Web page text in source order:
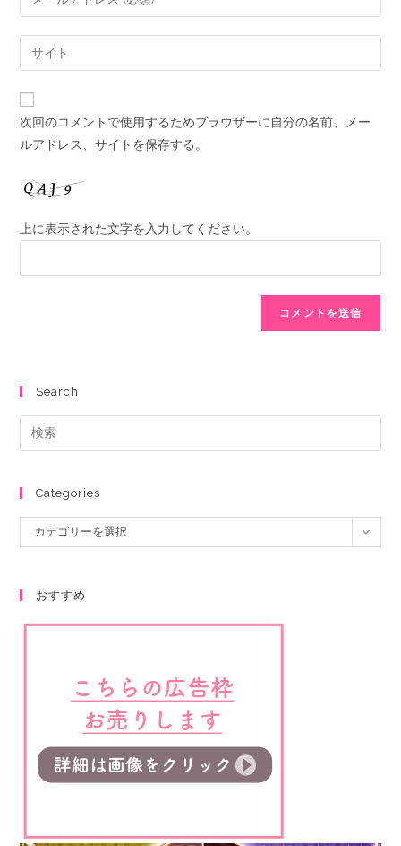
次回のコメントで使用するためブラウザーに自分の名前、メー
ルアドレス、サイトを保存する。
上に表示された文字を入力してください。
Search
Categories
カテゴリーを選択
おすすめ